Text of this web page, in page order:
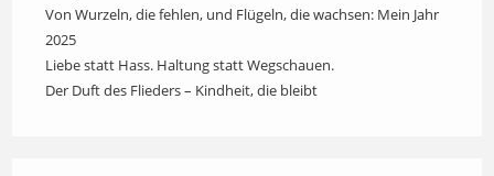
Von Wurzeln, die fehlen, und Flügeln, die wachsen: Mein Jahr
2025
Liebe statt Hass. Haltung statt Wegschauen.
Der Duft des Flieders – Kindheit, die bleibt